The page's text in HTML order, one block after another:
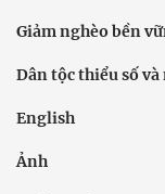
Giảm nghèo bền
Dân tộc thiểu số
English
Ảnh